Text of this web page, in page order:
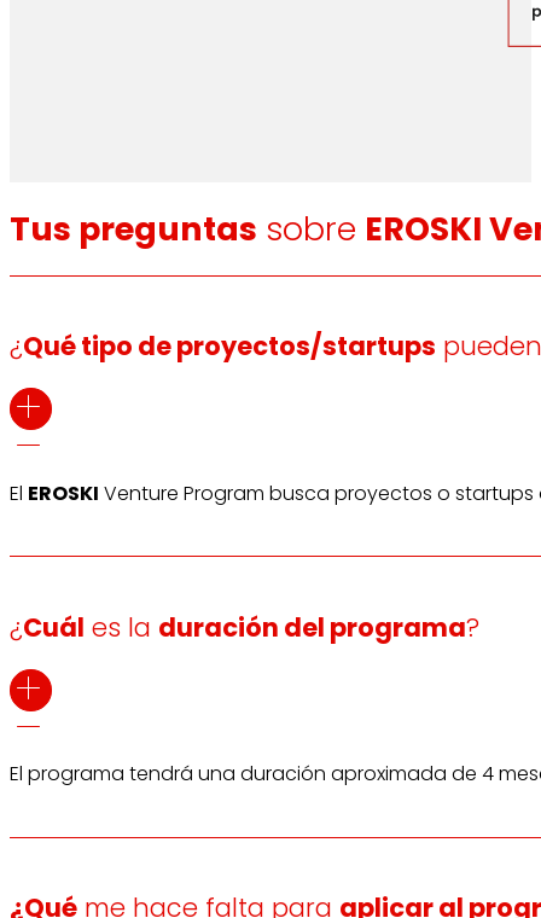
Tus preguntas sobre EROSKI
¿Qué tipo de proyectos/startups
El EROSKI Venture Program busca proyectos o
¿Cuál es la duración del programa?
El programa tendrá una duración aproximada de 4
¿Qué me hace falta para aplicar al